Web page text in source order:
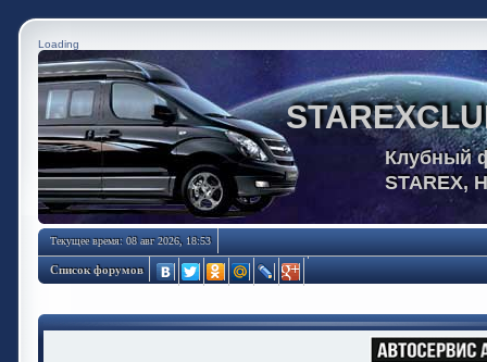
Loading
Клубный
STAREX,
Текущее время: 08 авг 2026, 18:53
Список форумов